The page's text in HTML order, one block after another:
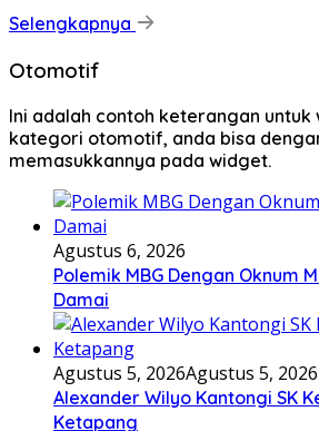
Selengkapnya
Otomotif
Ini adalah contoh keterangan untuk
kategori otomotif, anda bisa
memasukkannya pada widget.
Agustus 6, 2026
Polemik MBG Dengan Oknum
Damai
Agustus 5, 2026Agustus 5, 2026
Alexander Wilyo Kantongi SK
Ketapang